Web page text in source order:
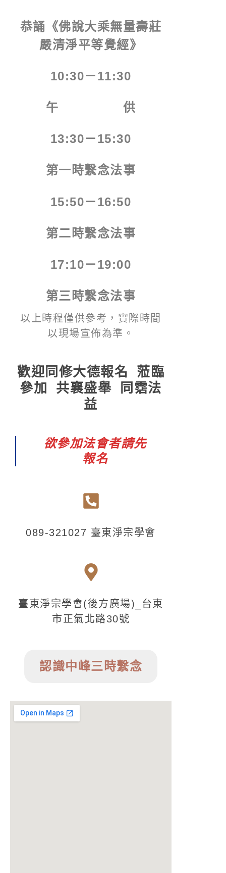
恭誦《佛說大乘無量壽莊
嚴清淨平等覺經》
10:30－11:30
午 供
13:30－15:30
第一時繫念法事
15:50－16:50
第二時繫念法事
17:10－19:00
第三時繫念法事
以上時程僅供參考，實際時間
以現場宣佈為準。
歡迎同修大德報名 蒞臨
參加 共襄盛舉 同霑法
益
欲參加法會者請先
報名
089-321027 臺東淨宗學會
臺東淨宗學會(後方廣場)_台東
市正氣北路30號
認識中峰三時繫念